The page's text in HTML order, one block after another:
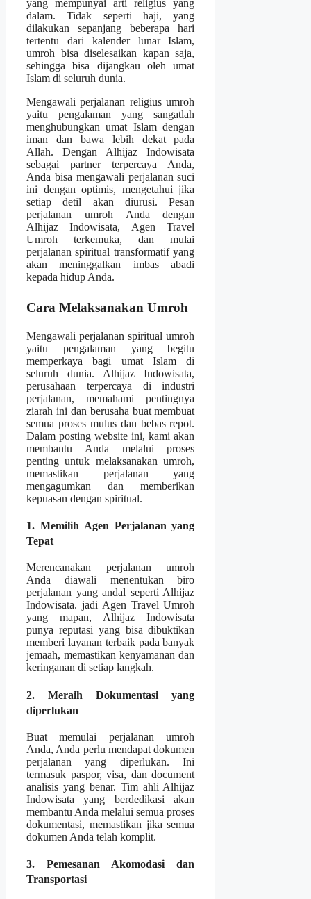
yang mempunyai arti religius yang
dalam. Tidak seperti haji, yang
dilakukan sepanjang beberapa hari
tertentu dari kalender lunar Islam,
umroh bisa diselesaikan kapan saja,
sehingga bisa dijangkau oleh umat
Islam di seluruh dunia.
Mengawali perjalanan religius umroh
yaitu pengalaman yang sangatlah
menghubungkan umat Islam dengan
iman dan bawa lebih dekat pada
Allah. Dengan Alhijaz Indowisata
sebagai partner terpercaya Anda,
Anda bisa mengawali perjalanan suci
ini dengan optimis, mengetahui jika
setiap detil akan diurusi. Pesan
perjalanan umroh Anda dengan
Alhijaz Indowisata, Agen Travel
Umroh terkemuka, dan mulai
perjalanan spiritual transformatif yang
akan meninggalkan imbas abadi
kepada hidup Anda.
Cara Melaksanakan Umroh
Mengawali perjalanan spiritual umroh
yaitu pengalaman yang begitu
memperkaya bagi umat Islam di
seluruh dunia. Alhijaz Indowisata,
perusahaan terpercaya di industri
perjalanan, memahami pentingnya
ziarah ini dan berusaha buat membuat
semua proses mulus dan bebas repot.
Dalam posting website ini, kami akan
membantu Anda melalui proses
penting untuk melaksanakan umroh,
memastikan perjalanan yang
mengagumkan dan memberikan
kepuasan dengan spiritual.
1. Memilih Agen Perjalanan yang
Tepat
Merencanakan perjalanan umroh
Anda diawali menentukan biro
perjalanan yang andal seperti Alhijaz
Indowisata. jadi Agen Travel Umroh
yang mapan, Alhijaz Indowisata
punya reputasi yang bisa dibuktikan
memberi layanan terbaik pada banyak
jemaah, memastikan kenyamanan dan
keringanan di setiap langkah.
2. Meraih Dokumentasi yang
diperlukan
Buat memulai perjalanan umroh
Anda, Anda perlu mendapat dokumen
perjalanan yang diperlukan. Ini
termasuk paspor, visa, dan document
analisis yang benar. Tim ahli Alhijaz
Indowisata yang berdedikasi akan
membantu Anda melalui semua proses
dokumentasi, memastikan jika semua
dokumen Anda telah komplit.
3. Pemesanan Akomodasi dan
Transportasi